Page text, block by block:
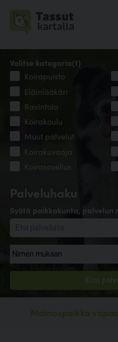
Palveluhaku
Syötä paikkakunta, palvelun
Valitse kategoria(t)
Koirapuisto
Eläinlääkäri
Ravintola
Koirakoulu
Muut palvelut
Koirakuvaaja
Koirasovellus
Mainospaikka